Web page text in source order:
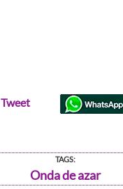
Tweet
TAGS:
Onda de azar